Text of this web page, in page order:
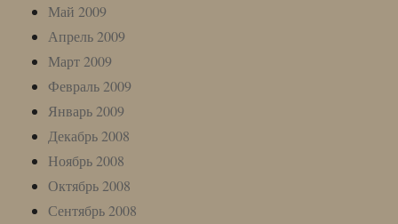
Май 2009
Апрель 2009
Март 2009
Февраль 2009
Январь 2009
Декабрь 2008
Ноябрь 2008
Октябрь 2008
Сентябрь 2008